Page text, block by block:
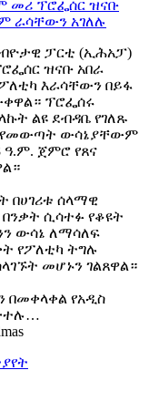
ፓርቲ (ኢሕአፓ)
ዝናቡ አበራ
እራሳቸውን በይፋ
ፕሮፌሰሩ
ልዩ ደብዳቤ የገለጹ
የመውጣት ውሳኔያቸውም
ዓ.ም. ጀምሮ የጸና
በሀገሪቱ ሰላማዊ
ሲሳተፉ የቆዩት
ውሳኔ ለማሳለፍ
የፖለቲካ ትግሉ
መሆኑን ገልጸዋል።
በመቀላቀል የአዲስ